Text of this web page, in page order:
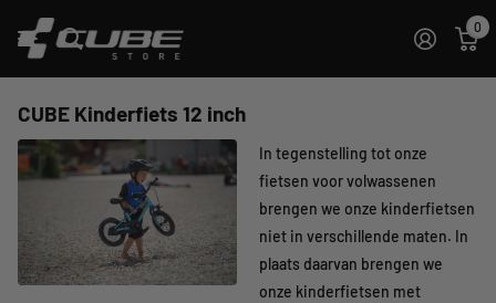
0
CUBE Kinderfiets 12 inch
In tegenstelling tot onze
fietsen voor volwassenen
brengen we onze kinderfietsen
niet in verschillende maten. In
plaats daarvan brengen we
onze kinderfietsen met